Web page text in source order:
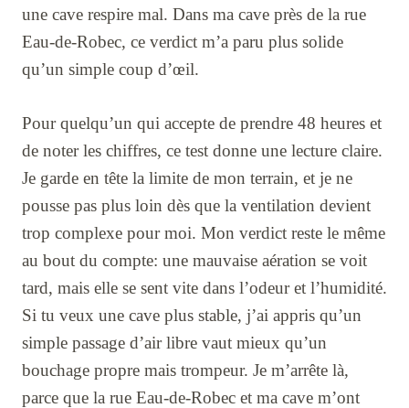
une cave respire mal. Dans ma cave près de la rue
Eau-de-Robec, ce verdict m’a paru plus solide
qu’un simple coup d’œil.
Pour quelqu’un qui accepte de prendre 48 heures et
de noter les chiffres, ce test donne une lecture claire.
Je garde en tête la limite de mon terrain, et je ne
pousse pas plus loin dès que la ventilation devient
trop complexe pour moi. Mon verdict reste le même
au bout du compte: une mauvaise aération se voit
tard, mais elle se sent vite dans l’odeur et l’humidité.
Si tu veux une cave plus stable, j’ai appris qu’un
simple passage d’air libre vaut mieux qu’un
bouchage propre mais trompeur. Je m’arrête là,
parce que la rue Eau-de-Robec et ma cave m’ont